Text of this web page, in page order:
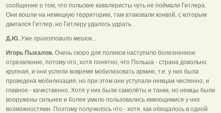
сообщение о том, что польские кавалеристы чуть не поймали Гитлера.
Они вошли на немецкую территорию, там атаковали конвой, с которым
двигался Гитлер, но Гитлеру удалось удрать.
Д.Ю. Уже приготовили мешок...
Игорь Пыхалов. Очень скоро для поляков наступило болезненное
отрезвление, потому что, хотя понятно, что Польша - страна довольно
крупная, и они успели вовремя мобилизовать армию, т.е. у них была
проведена мобилизация, но при этом они уступали немцам численно, и
главное - качественно. Хотя у них были самолёты и танки, но немцы были
вооружены сильнее и более умело пользовались имеющимися у них
возможностями. Поэтому получилось что - хотя, как обещалось в одной